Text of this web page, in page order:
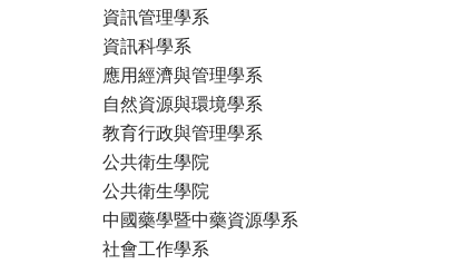
資訊管理學系
資訊科學系
應用經濟與管理學系
自然資源與環境學系
教育行政與管理學系
公共衛生學院
公共衛生學院
中國藥學暨中藥資源學系
社會工作學系